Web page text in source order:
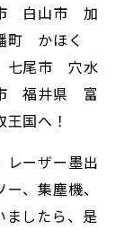
白山市 加
かほく
尾市 穴水
福井県 富
国へ！
レーザー墨出
、集塵機、
ましたら、是